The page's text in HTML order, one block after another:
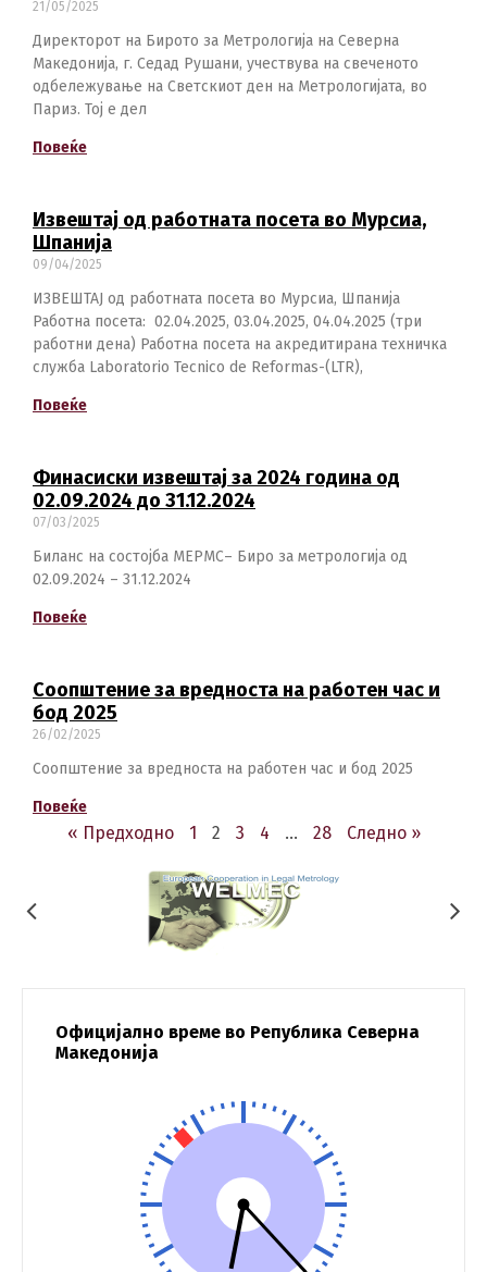
21/05/2025
Директорот на Бирото за Метрологија на Северна
Македонија, г. Седад Рушани, учествува на свеченото
одбележување на Светскиот ден на Метрологијата, во
Париз. Тој е дел
Повеќе
Извештај од работната посета во Мурсиа,
Шпанија
09/04/2025
ИЗВЕШТАЈ од работната посета во Мурсиа, Шпанија
Работна посета: 02.04.2025, 03.04.2025, 04.04.2025 (три
работни дена) Работна посета на акредитирана техничка
служба Laboratorio Tecnico de Reformas-(LTR),
Повеќе
Финасиски извештај за 2024 година од
02.09.2024 до 31.12.2024
07/03/2025
Биланс на состојба МЕРМС– Биро за метрологија од
02.09.2024 – 31.12.2024
Повеќе
Соопштение за вредноста на работен час и
бод 2025
26/02/2025
Соопштение за вредноста на работен час и бод 2025
Повеќе
« Предходно 1 2 3 4 … 28 Следно »
Официјално време во Република Северна
Македонија